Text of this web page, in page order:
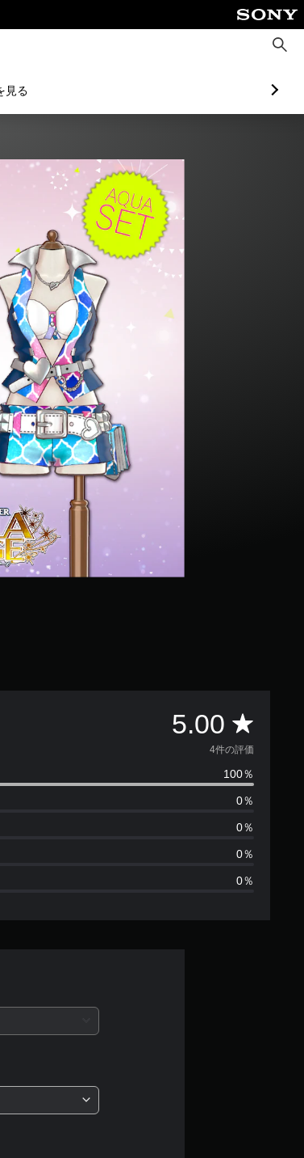
検
索
見る
5.00 評
価
数
は
4
、
平
4件の評価
100％
0％
0％
0％
0％